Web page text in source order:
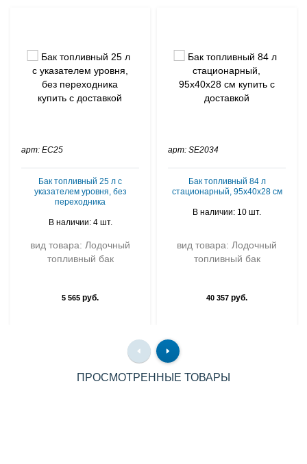
арт: EC25
Бак топливный 25 л с
указателем уровня, без
переходника
В наличии: 4 шт.
вид товара: Лодочный
топливный бак
5 565 руб.
арт: SE2034
Бак топливный 84 л
стационарный, 95х40х28 см
В наличии: 10 шт.
вид товара: Лодочный
топливный бак
40 357 руб.
ПРОСМОТРЕННЫЕ ТОВАРЫ